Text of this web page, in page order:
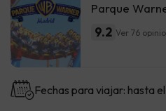
Parque
9.2 Ver 76
Fechas para viajar: hasta